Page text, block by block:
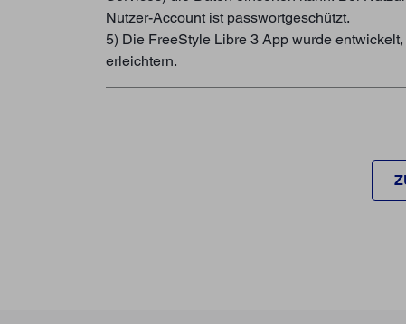
Nutzer-Account ist passwortgeschützt.
5) Die FreeStyle Libre 3 App wurde
erleichtern.